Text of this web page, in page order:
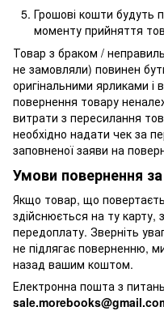
Грошові кошти будуть
моменту прийняття
Товар з браком /
не замовляли) повинен
оригінальними ярликами і
повернення товару
витрати з пересилання
необхідно надати чек за
заповненої заяви на
Умови повернення
Якщо товар, що
здійснюється на ту карту,
передоплату. Зверніть
не підлягає поверненню,
назад вашим коштом.
Електронна пошта з